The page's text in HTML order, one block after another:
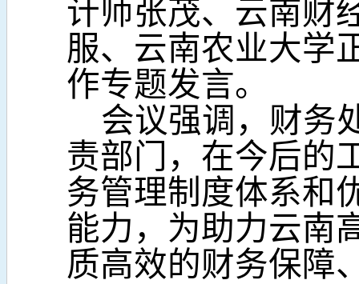
计师张茂、云南财
服、云南农业大学
作专题发言。
会议强调，财务
责部门，在今后的
务管理制度体系和
能力，为助力云南
质高效的财务保障